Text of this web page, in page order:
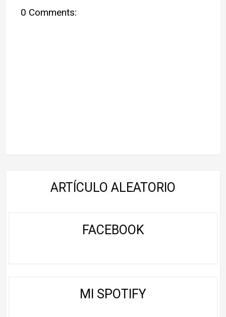
0 Comments:
ARTÍCULO ALEATORIO
FACEBOOK
MI SPOTIFY